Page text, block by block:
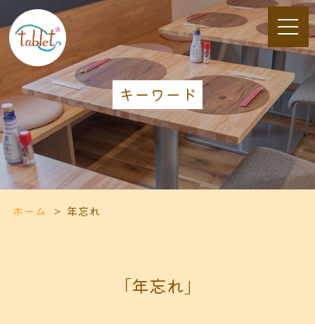
キーワード
ホーム 年忘れ
「年忘れ」